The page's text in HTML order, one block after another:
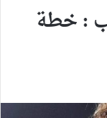
: خطة